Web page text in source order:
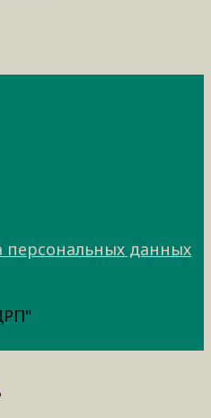
персональных данных